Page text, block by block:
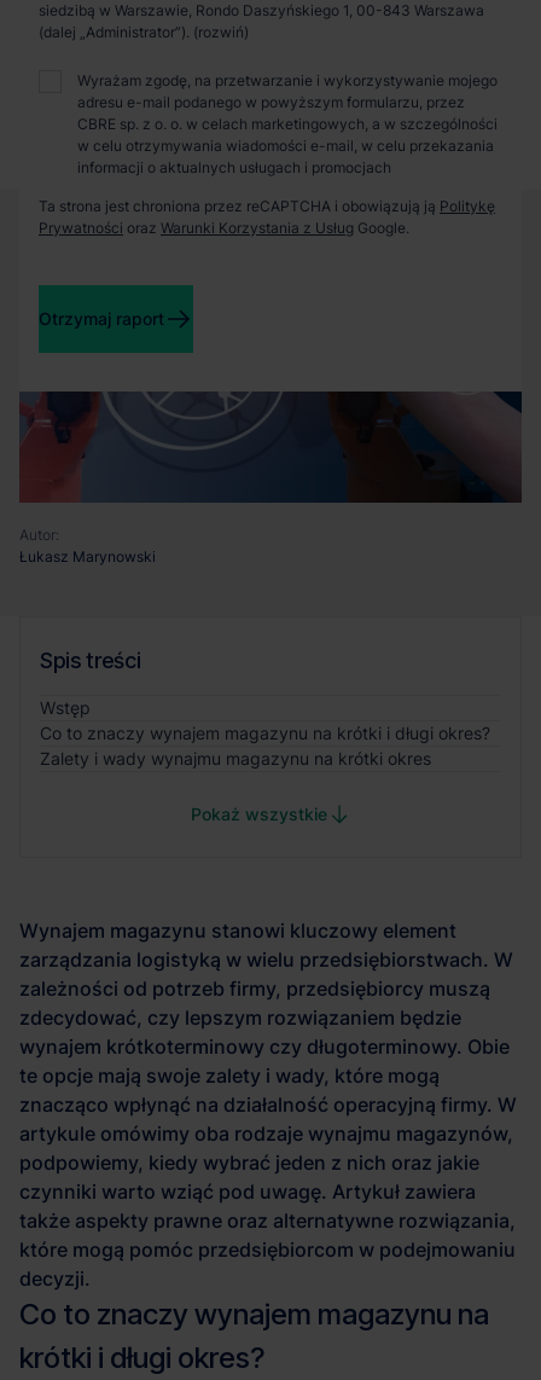
Autor:
Łukasz Marynowski
Spis treści
Wstęp
Co to znaczy wynajem magazynu na krótki i długi okres?
Zalety i wady wynajmu magazynu na krótki okres
Pokaż wszystkie
Zaprosimy Cię na spotkanie, omówimy szczegóły i
pokażemy inwestycje.
Zamknij
siedzibą w Warszawie, Rondo Daszyńskiego 1, 00-843 Warszawa
(dalej „Administrator”).
Wyrażam zgodę, na przetwarzanie i wykorzystywanie mojego
adresu e-mail podanego w powyższym formularzu, przez
CBRE sp. z o. o. w celach marketingowych, a w szczególności
w celu otrzymywania wiadomości e-mail, w celu przekazania
informacji o aktualnych usługach i promocjach
Ta strona jest chroniona przez reCAPTCHA i obowiązują ją Politykę
Prywatności oraz Warunki Korzystania z Usług Google.
Otrzymaj raport